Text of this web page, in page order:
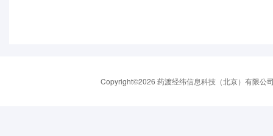
Copyright©2026 药渡经纬信息科技（北京）有限公